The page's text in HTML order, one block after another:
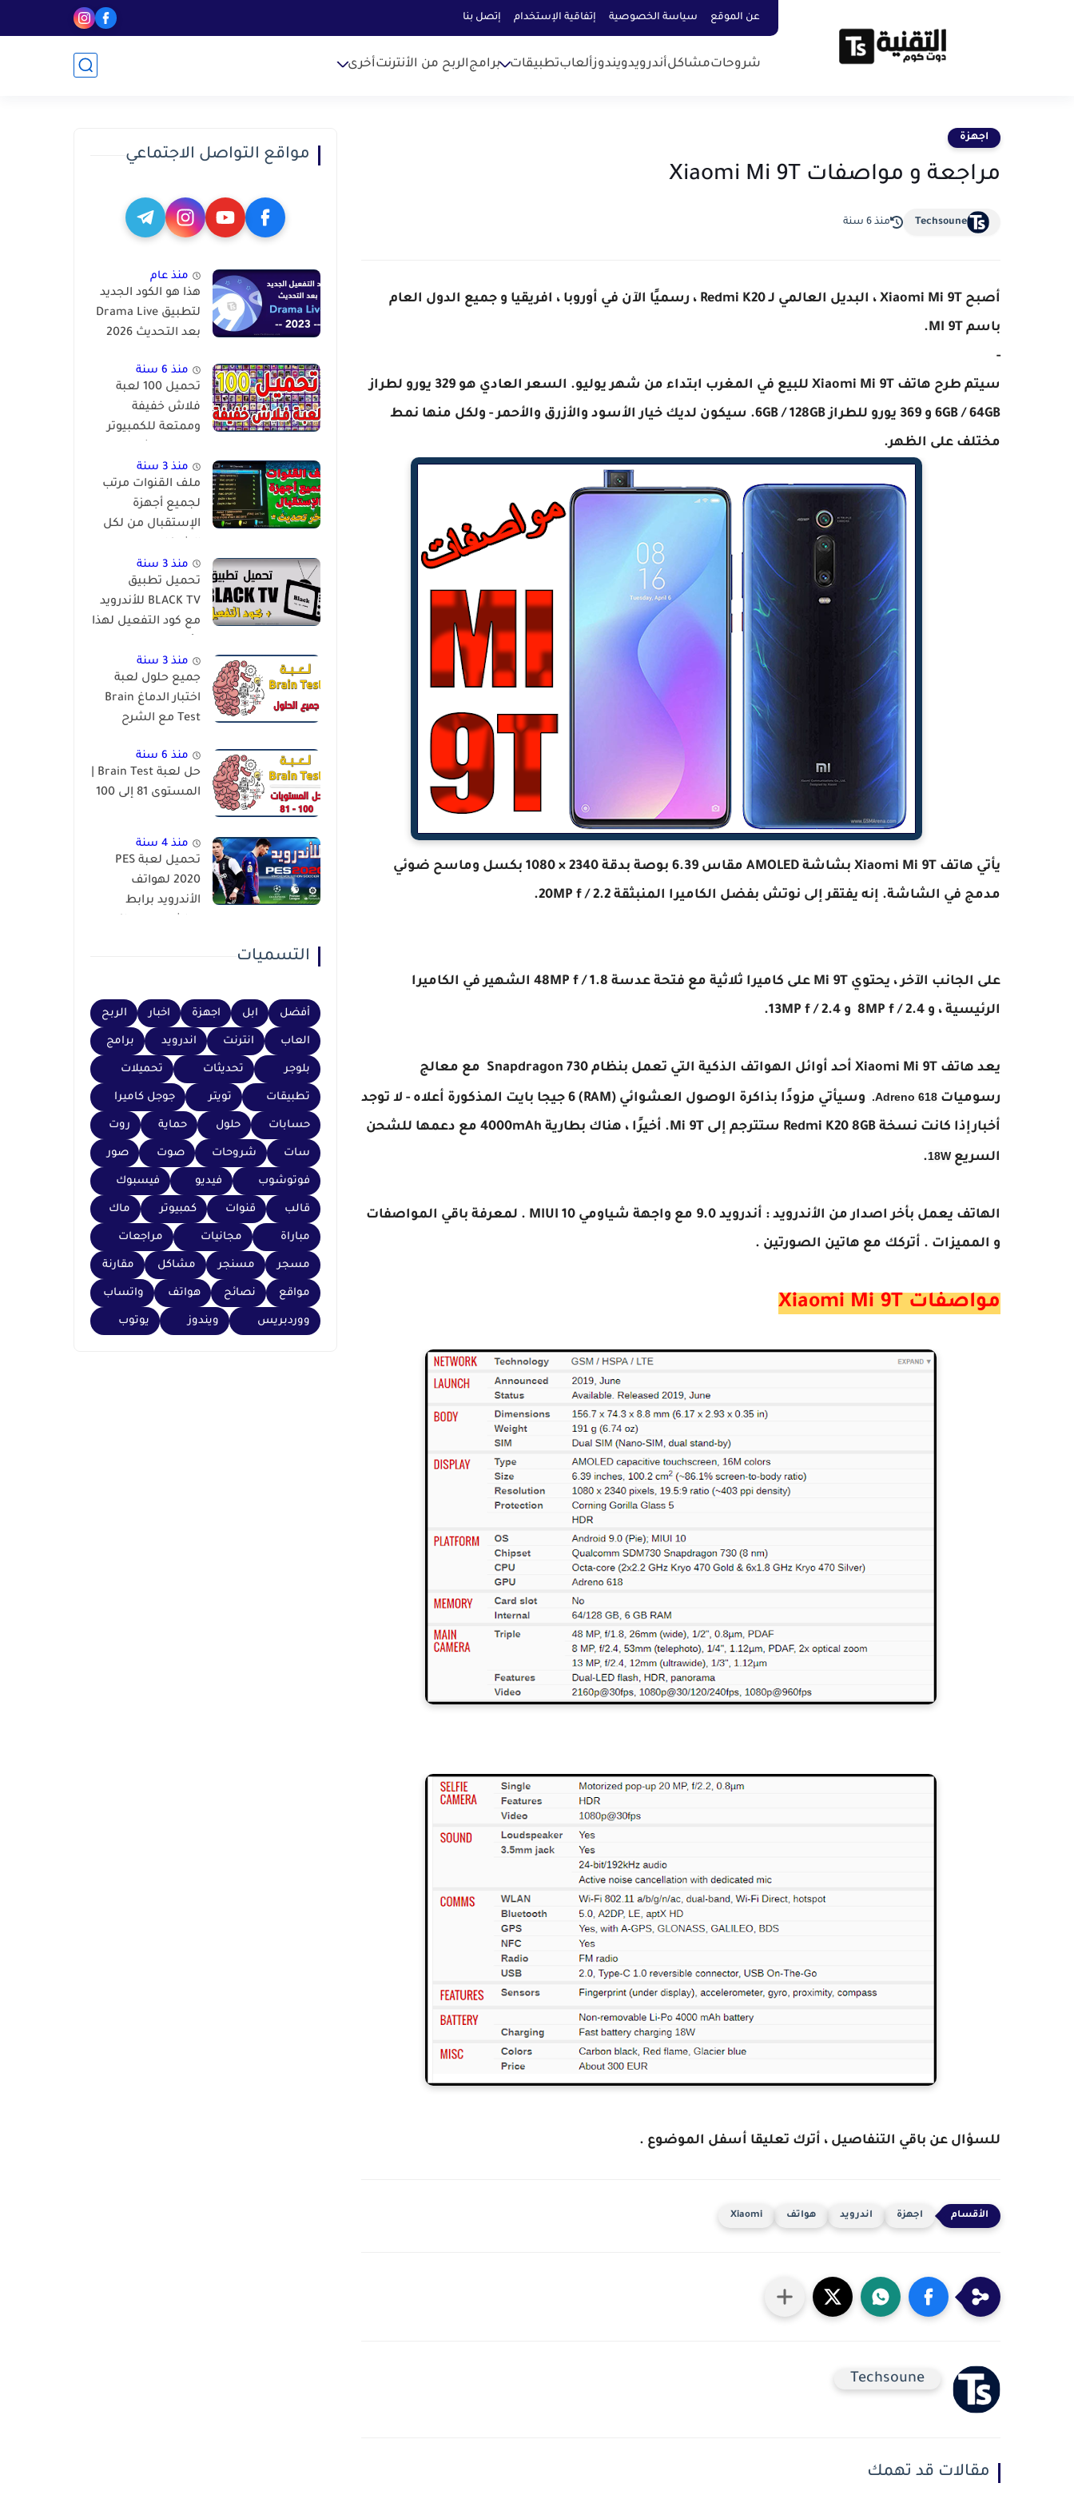
عن الموقع سياسة الخصوصية إتفاقية الإستخدام إتصل بنا
شروحاتمشاكلأندرويدويندوزألعابتطبيقات برامجالربح من الأنترنتأخرى
اجهزة
مراجعة و مواصفات Xiaomi Mi 9T
Techsoune منذ 6 سنة
أصبح Xiaomi Mi 9T ، البديل العالمي لـ Redmi K20 ، رسميًا الآن في أوروبا ، افريقيا و جميع الدول العام
باسم MI 9T.
-
سيتم طرح هاتف Xiaomi Mi 9T للبيع في المغرب ابتداء من شهر يوليو. السعر العادي هو 329 يورو لطراز
6GB / 64GB و 369 يورو للطراز 6GB / 128GB. سيكون لديك خيار الأسود والأزرق والأحمر - ولكل منها نمط
مختلف على الظهر.
يأتي هاتف Xiaomi Mi 9T بشاشة AMOLED مقاس 6.39 بوصة بدقة 2340 × 1080 بكسل وماسح ضوئي
مدمج في الشاشة. إنه يفتقر إلى نوتش بفضل الكاميرا المنبثقة 20MP f / 2.2.
على الجانب الآخر ، يحتوي Mi 9T على كاميرا ثلاثية مع فتحة عدسة 48MP f / 1.8 الشهير في الكاميرا
الرئيسية ، و 8MP f / 2.4 و 13MP f / 2.4.
يعد هاتف Xiaomi Mi 9T أحد أوائل الهواتف الذكية التي تعمل بنظام Snapdragon 730 مع معالج
رسوميات Adreno 618.
وسيأتي مزودًا بذاكرة الوصول العشوائي (RAM) 6 جيجا بايت المذكورة أعلاه - لا توجد
أخبارإذا كانت نسخة Redmi K20 8GB ستترجم إلى Mi 9T. أخيرًا ، هناك بطارية 4000mAh مع دعمها للشحن
السريع 18W
.
الهاتف يعمل بأخر اصدار من الأندرويد : أندرويد 9.0 مع واجهة شياومي MIUI 10 . لمعرفة باقي المواصفات
و المميزات . أتركك مع هاتين الصورتين .
مواصفات Xiaomi Mi 9T
للسؤال عن باقي التنفاصيل ، أترك تعليقا أسفل الموضوع .
اجهزة اندرويد هواتف Xiaomi
Techsoune
مقالات قد تهمك
مواقع التواصل الاجتماعي
منذ عام
هذا هو الكود الجديد
لتطبيق Drama Live
بعد التحديث 2026
منذ 6 سنة
تحميل 100 لعبة
فلاش خفيفة
وممتعة للكمبيوتر
منذ 3 سنة
ملف القنوات مرتب
لجميع أجهزة
الإستقبال من لكل
والمعالجات
منذ 3 سنة
تحميل تطبيق
BLACK TV للأندرويد
مع كود التفعيل لهذا
منذ 3 سنة
جميع حلول لعبة
اختبار الدماغ Brain
Test مع الشرح
منذ 6 سنة
المستوى 81 إلى 100
منذ 4 سنة
تحميل لعبة PES
2020 لهواتف
الأندرويد برابط
التسميات
أفضل ابل اجهزة اخبار الربح
العاب انترنت اندرويد برامج
بلوجر تحديثات تحميلات
تطبيقات تويتر جوجل كاميرا
حسابات حلول حماية روت
سات شروحات صوت صور
فوتوشوب فيديو فيسبوك
قالب قنوات كمبيوتر ماك
مباراة مجانيات مراجعات
مسجر مسنجر مشاكل مقارنة
مواقع نصائح هواتف واتساب
ووردبريس ويندوز يوتوب